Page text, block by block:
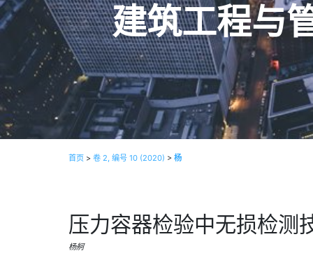
建筑工程与
首页 > 卷 2, 编号 10 (2020) > 杨
压力容器检验中无损检测
杨舸